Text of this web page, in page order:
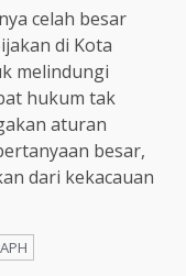
celah besar
di Kota
melindungi
hukum tak
aturan
besar,
dari kekacauan